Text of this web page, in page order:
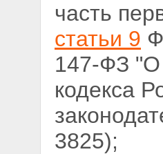
часть
статьи 9
147-ФЗ
кодекса
3825);